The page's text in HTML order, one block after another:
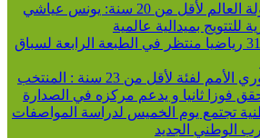
ألعاب القوى / بطولة العالم لأقل من 20 سنة: يونس عياشي
للتتويج بميدالية عالمية
سباحة: أكثر من 315 رياضيا منتظر في الطبعة الرابعة لسباق
كرة السلة 3 3 / دوري الأمم لفئة لأقل من 23 سنة : المنتخب
فوزا ثانيا و يدعم مركزه في الصدارة
تجتمع يوم الخميس لدراسة المواصفات
الوطني الجديد